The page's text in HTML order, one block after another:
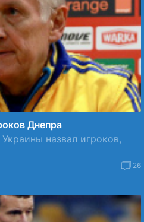
Днепра
назвал игроков,
26